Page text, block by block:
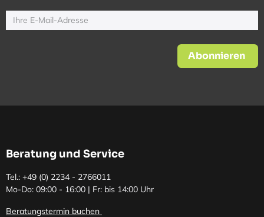
Abonnieren
Beratung und Service
Tel.: +49 (0) 2234 - 2766011
Mo-Do: 09:00 - 16:00 | Fr: bis 14:00 Uhr
Beratungstermin buchen